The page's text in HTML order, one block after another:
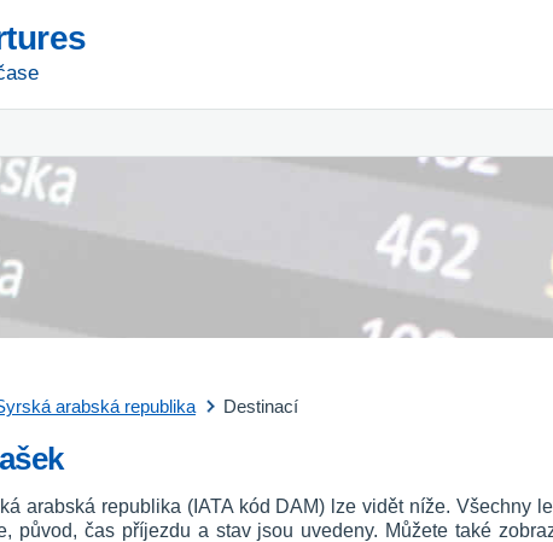
arabská republika Destinací
arabská republika (IATA kód DAM) lze vidět níže. Všechny
původ, čas příjezdu a stav jsou uvedeny. Můžete také